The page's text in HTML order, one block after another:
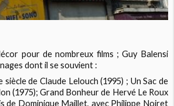
pour de nombreux films ; Guy Balensi
dont il se souvient :
sièclede Claude Lelouch (1995) ; Un Sac de
(1975); Grand Bonheurde Hervé Le Roux
de Dominique Maillet, avec Philippe Noiret